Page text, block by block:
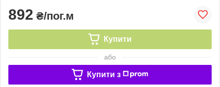
892 ₴/пог.м
Купити
або
Купити з